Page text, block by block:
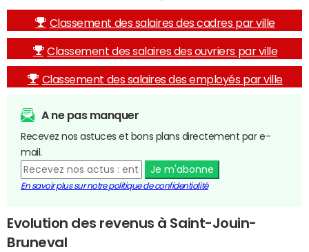
Classement des salaires des cadres par ville
Classement des salaires des ouvriers par ville
Classement des salaires des employés par ville
A ne pas manquer
Recevez nos astuces et bons plans directement par e-
mail.
Je m'abonne
En savoir plus sur notre politique de confidentialité
Evolution des revenus à Saint-Jouin-
Bruneval